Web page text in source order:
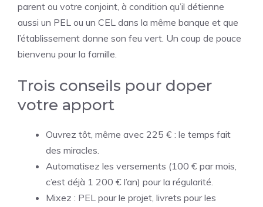
parent ou votre conjoint, à condition qu’il détienne
aussi un PEL ou un CEL dans la même banque et que
l’établissement donne son feu vert. Un coup de pouce
bienvenu pour la famille.
Trois conseils pour doper
votre apport
Ouvrez tôt, même avec 225 € : le temps fait
des miracles.
Automatisez les versements (100 € par mois,
c’est déjà 1 200 € l’an) pour la régularité.
Mixez : PEL pour le projet, livrets pour les